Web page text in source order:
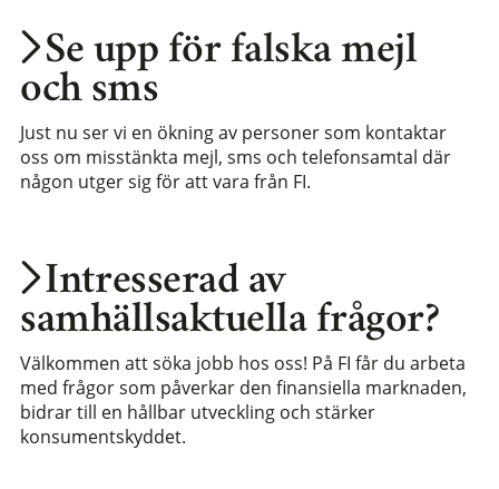
Intresserad av
samhällsaktuella frågor?
Välkommen att söka jobb hos oss! På FI får du arbeta
med frågor som påverkar den finansiella marknaden,
bidrar till en hållbar utveckling och stärker
konsumentskyddet.
Se upp för falska mejl
och sms
Just nu ser vi en ökning av personer som kontaktar
oss om misstänkta mejl, sms och telefonsamtal där
någon utger sig för att vara från FI.